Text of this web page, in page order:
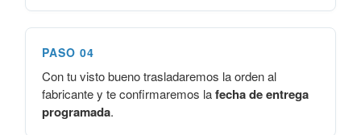
PASO 04
Con tu visto bueno trasladaremos la orden al
fabricante y te confirmaremos lafecha de entrega
programada.